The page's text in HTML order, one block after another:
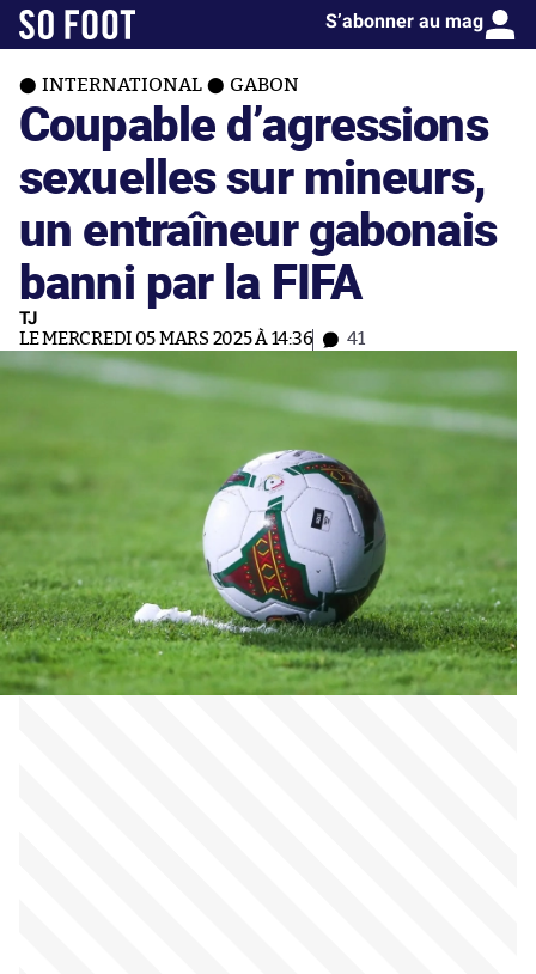
S’abonner au mag
INTERNATIONAL GABON
Coupable d’agressions
sexuelles sur mineurs,
un entraîneur gabonais
banni par la FIFA
TJ
LE MERCREDI 05 MARS 2025 À 14:36 41